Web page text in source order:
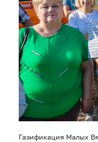
Газификация Малых